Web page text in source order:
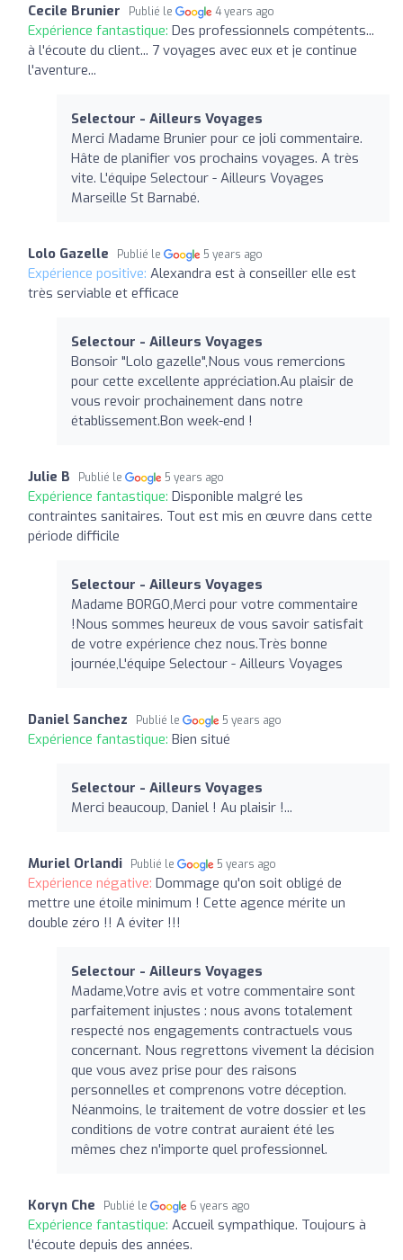
Cecile Brunier Publié le 4 years ago
Expérience fantastique: Des professionnels compétents...
à l'écoute du client... 7 voyages avec eux et je continue
l'aventure...
Selectour - Ailleurs Voyages
Merci Madame Brunier pour ce joli commentaire.
Hâte de planifier vos prochains voyages. A très
vite. L'équipe Selectour - Ailleurs Voyages
Marseille St Barnabé.
Lolo Gazelle Publié le 5 years ago
Expérience positive: Alexandra est à conseiller elle est
très serviable et efficace
Selectour - Ailleurs Voyages
Bonsoir "Lolo gazelle",Nous vous remercions
pour cette excellente appréciation.Au plaisir de
vous revoir prochainement dans notre
établissement.Bon week-end !
Julie B Publié le 5 years ago
Expérience fantastique: Disponible malgré les
contraintes sanitaires. Tout est mis en œuvre dans cette
période difficile
Selectour - Ailleurs Voyages
Madame BORGO,Merci pour votre commentaire
!Nous sommes heureux de vous savoir satisfait
de votre expérience chez nous.Très bonne
journée,L'équipe Selectour - Ailleurs Voyages
Daniel Sanchez Publié le 5 years ago
Expérience fantastique: Bien situé
Selectour - Ailleurs Voyages
Merci beaucoup, Daniel ! Au plaisir !...
Muriel Orlandi Publié le 5 years ago
Expérience négative: Dommage qu'on soit obligé de
mettre une étoile minimum ! Cette agence mérite un
double zéro !! A éviter !!!
Selectour - Ailleurs Voyages
Madame,Votre avis et votre commentaire sont
parfaitement injustes : nous avons totalement
respecté nos engagements contractuels vous
concernant. Nous regrettons vivement la décision
que vous avez prise pour des raisons
personnelles et comprenons votre déception.
Néanmoins, le traitement de votre dossier et les
conditions de votre contrat auraient été les
mêmes chez n'importe quel professionnel.
Koryn Che Publié le 6 years ago
Expérience fantastique: Accueil sympathique. Toujours à
l'écoute depuis des années.